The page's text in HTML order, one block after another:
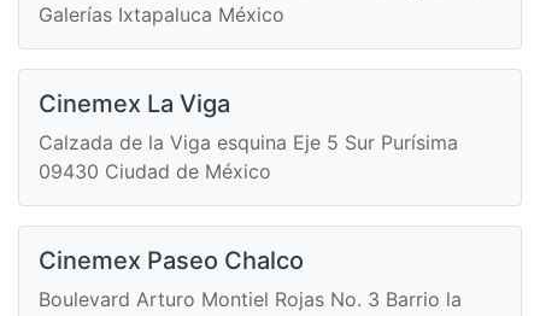
Galerías Ixtapaluca México
Cinemex La Viga
Calzada de la Viga esquina Eje 5 Sur Purísima
09430 Ciudad de México
Cinemex Paseo Chalco
Boulevard Arturo Montiel Rojas No. 3 Barrio la